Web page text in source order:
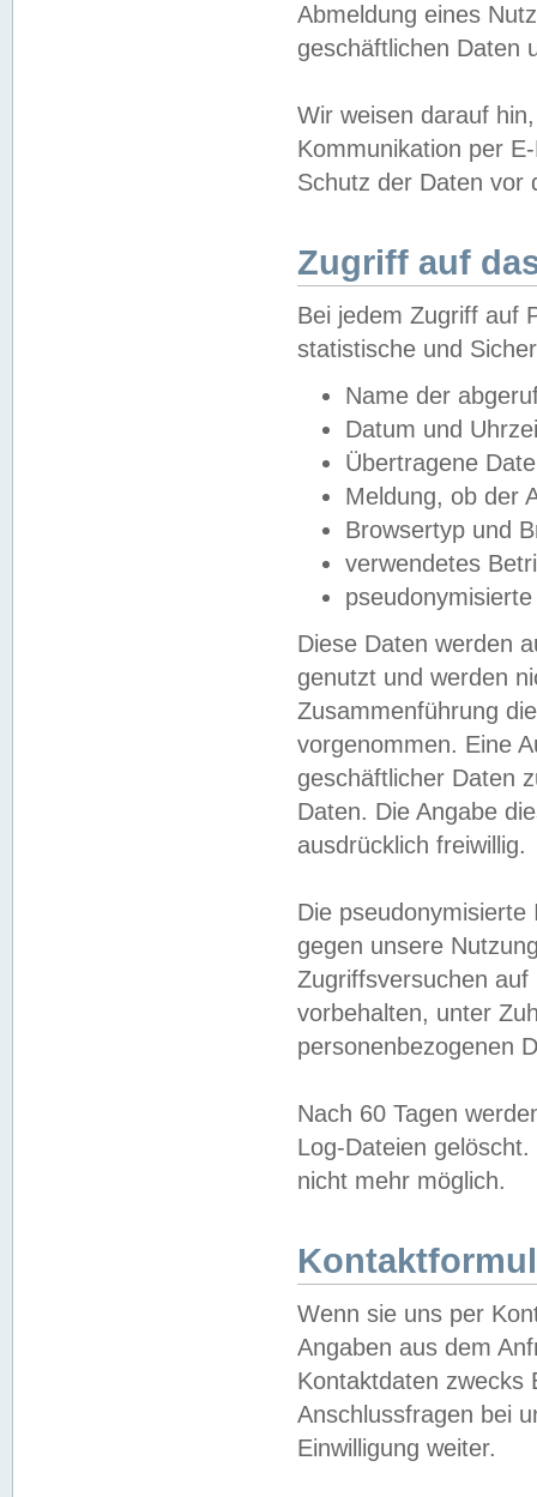
Abmeldung eines
geschäftlichen Daten
Wir weisen darauf
Kommunikation per
Schutz der Daten vor
Zugriff auf
Bei jedem Zugriff auf
statistische und
Name der
Datum und
Übertragene
Meldung, ob der
Browsertyp und
verwendetes
Diese Daten werden
genutzt und werden
Zusammenführung
vorgenommen. Eine
geschäftlicher Daten
Daten. Die Angabe
ausdrücklich freiwillig.
Die
gegen unsere
Zugriffsversuchen
vorbehalten, unter
personenbezogenen
Nach 60 Tagen
Log-Dateien
nicht mehr möglich.
Wenn sie uns per
Angaben aus dem
Kontaktdaten zwecks
Anschlussfragen bei
Einwilligung weiter.